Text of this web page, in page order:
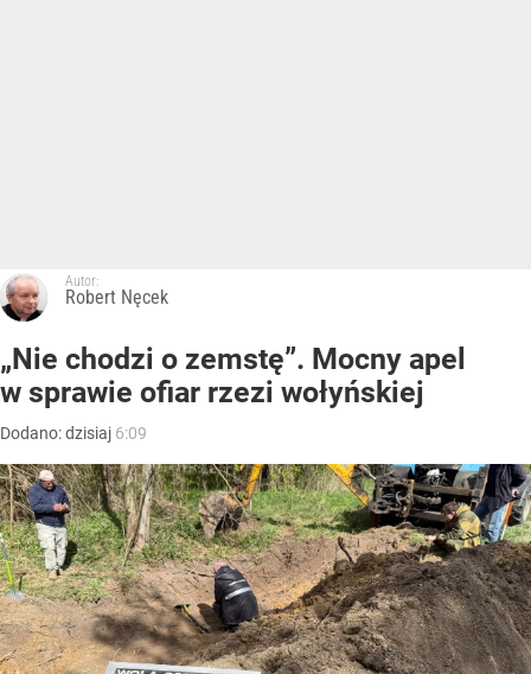
Autor:
Robert Nęcek
„Nie chodzi o zemstę”. Mocny apel
w sprawie ofiar rzezi wołyńskiej
Dodano:dzisiaj 6:09